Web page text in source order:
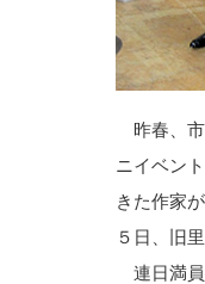
昨春、市
ニイベン
きた作家
５日、旧
連日満員